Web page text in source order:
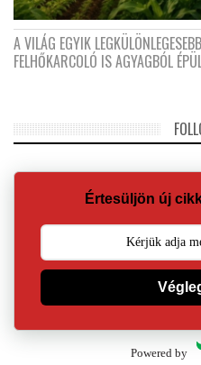
A VILÁG EGYIK
FELHŐKARCOLÓ IS AGYAGBÓL
Értesüljön új
Powered by